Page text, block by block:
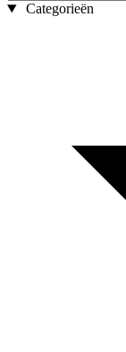
Categorieën